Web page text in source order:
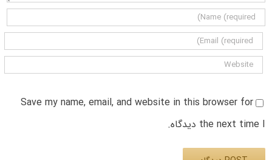
Save my name, email, and website in this browser for
the next time I دیدگاه.